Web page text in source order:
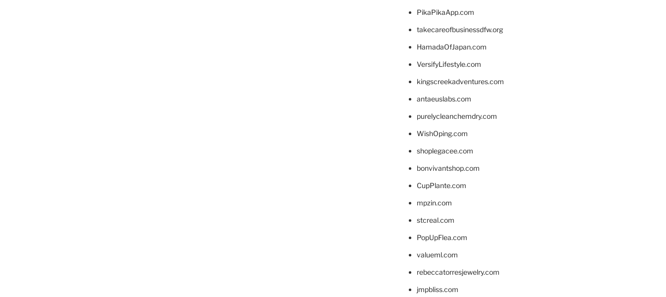
PikaPikaApp.com
takecareofbusinessdfw.org
HamadaOfJapan.com
VersifyLifestyle.com
kingscreekadventures.com
antaeuslabs.com
purelycleanchemdry.com
WishOping.com
shoplegacee.com
bonvivantshop.com
CupPlante.com
mpzin.com
stcreal.com
PopUpFlea.com
valueml.com
rebeccatorresjewelry.com
jmpbliss.com